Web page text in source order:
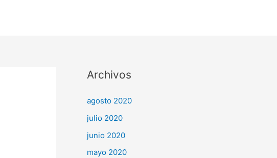
Archivos
agosto 2020
julio 2020
junio 2020
mayo 2020